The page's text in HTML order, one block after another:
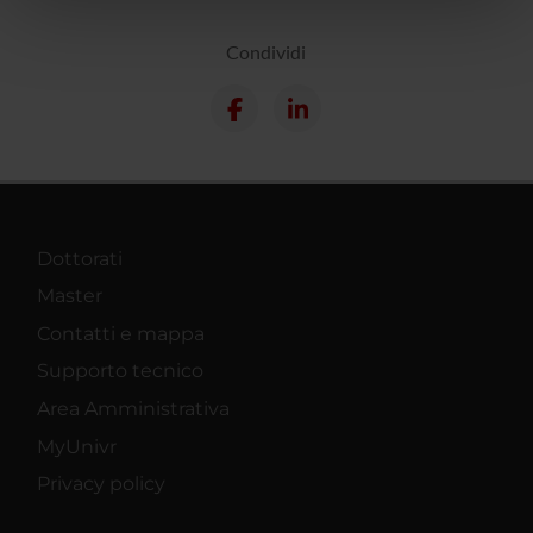
con altre informazioni che hai fornito loro o che hanno
Condividi
Dottorati
Master
Contatti e mappa
Supporto tecnico
Area Amministrativa
MyUnivr
Privacy policy